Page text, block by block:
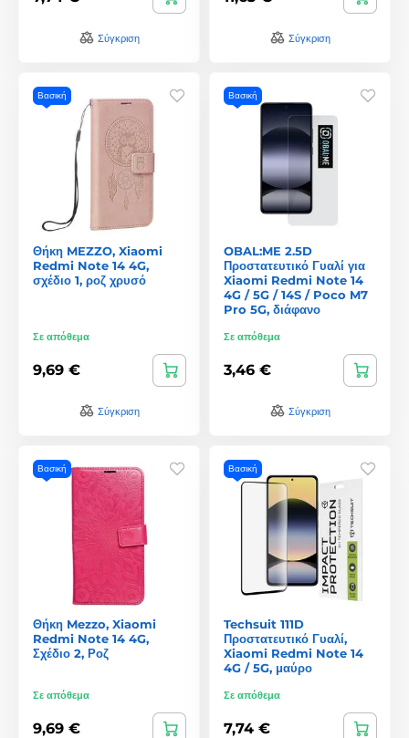
Σύγκριση Σύγκριση
Βασική
Θήκη MEZZO, Xiaomi
Redmi Note 14 4G,
σχέδιο 1, ροζ χρυσό
Σε απόθεμα
9,69 €
Σύγκριση
Βασική
OBAL:ME 2.5D
Προστατευτικό Γυαλί για
Xiaomi Redmi Note 14
4G / 5G / 14S / Poco M7
Pro 5G, διάφανο
Σε απόθεμα
3,46 €
Σύγκριση
Βασική
Θήκη Mezzo, Xiaomi
Redmi Note 14 4G,
Σχέδιο 2, Ροζ
Σε απόθεμα
9,69 €
Βασική
Techsuit 111D
Προστατευτικό Γυαλί,
Xiaomi Redmi Note 14
4G / 5G, μαύρο
Σε απόθεμα
7,74 €